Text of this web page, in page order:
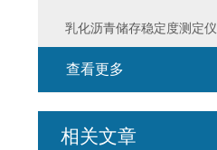
乳化沥青储存稳定度测定仪
查看更多
相关文章